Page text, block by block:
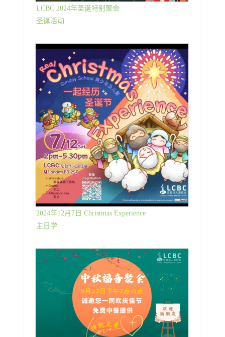
LCBC 2024年圣诞特别聚会
圣诞活动
2024年12月7日 Christmas Experience
主日学